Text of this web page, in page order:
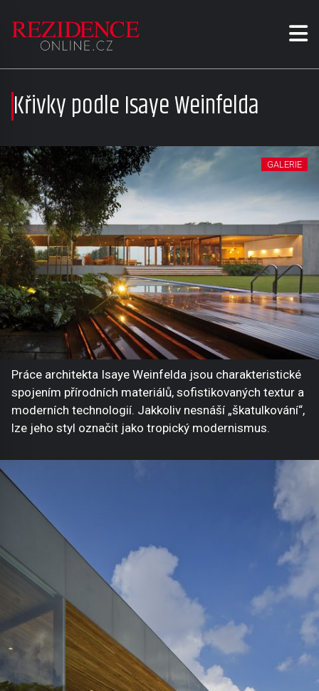
Křivky podle Isaye Weinfelda
GALERIE
Práce architekta Isaye Weinfelda jsou charakteristické
spojením přírodních materiálů, sofistikovaných textur a
moderních technologií. Jakkoliv nesnáší „škatulkování“,
lze jeho styl označit jako tropický modernismus.